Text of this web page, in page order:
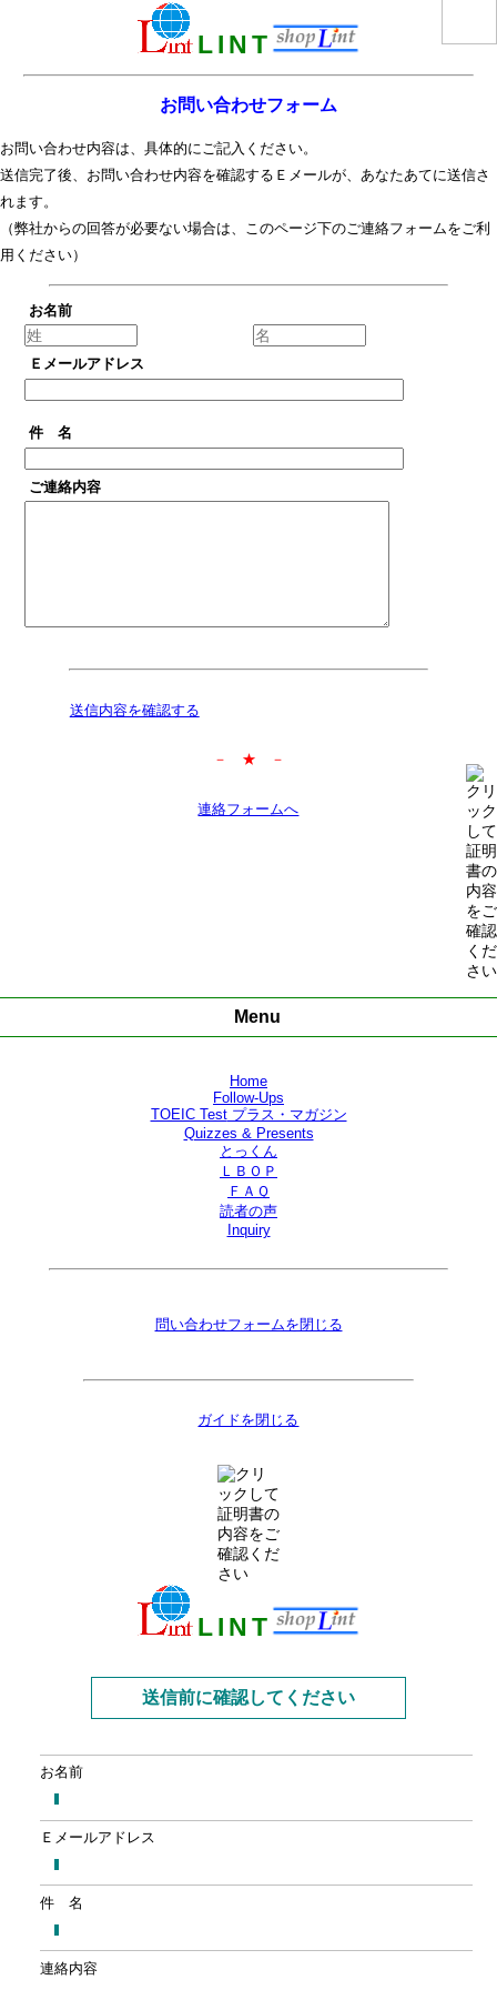
L I N T
お問い合わせフォーム
お問い合わせ内容は、具体的にご記入ください。
送信完了後、お問い合わせ内容を確認するＥメールが、あなたあてに送信さ
れます。
（弊社からの回答が必要ない場合は、このページ下のご連絡フォームをご利
用ください）
お名前
Ｅメールアドレス
件 名
ご連絡内容
送信内容を確認する
－ ★ －
連絡フォームへ
Menu
Home
Follow-Ups
TOEIC Testプラス・マガジン
Quizzes & Presents
とっくん
ＬＢＯＰ
ＦＡＱ
読者の声
Inquiry
問い合わせフォームを閉じる
ガイドを閉じる
L I N T
送信前に確認してください
お名前
Ｅメールアドレス
件 名
連絡内容